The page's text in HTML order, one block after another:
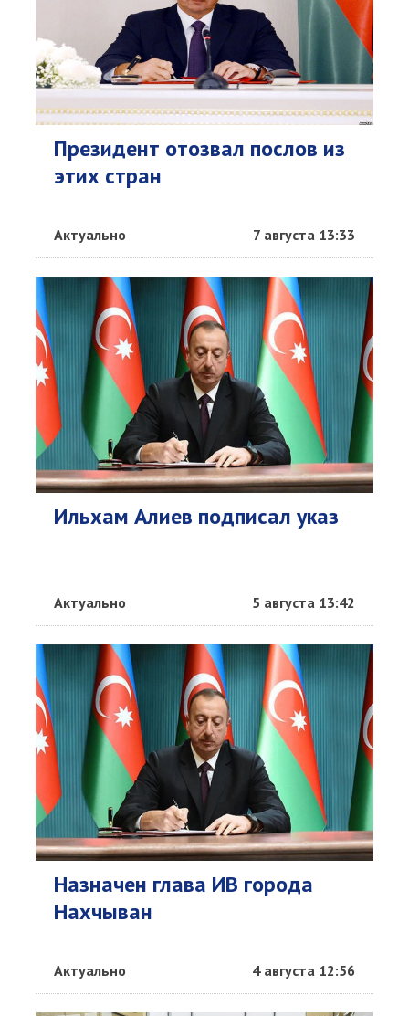
Президент отозвал послов из
этих стран
Актуально 7 августа 13:33
Ильхам Алиев подписал указ
Актуально 5 августа 13:42
Назначен глава ИВ города
Нахчыван
Актуально 4 августа 12:56